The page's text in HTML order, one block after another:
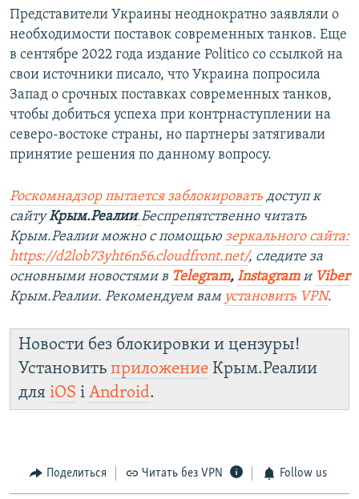
Представители Украины неоднократно заявляли о
необходимости поставок современных танков. Еще
в сентябре 2022 года издание Politico со ссылкой на
свои источники писало, что Украина попросила
Запад о срочных поставках современных танков,
чтобы добиться успеха при контрнаступлении на
северо-востоке страны, но партнеры затягивали
принятие решения по данному вопросу.
Роскомнадзор пытается заблокировать доступ к
сайтуКрым.Реалии.Беспрепятственно читать
Крым.Реалии можно с помощью зеркального сайта:
https://d2lob73yht6n56.cloudfront.net/, следите за
основными новостями в Telegram, Instagramи Viber
Крым.Реалии. Рекомендуем вам установить VPN.
Новости без блокировки и цензуры!
Установить приложение Крым.Реалии
для iOS і Android.
Поделиться Читать без VPN Follow us